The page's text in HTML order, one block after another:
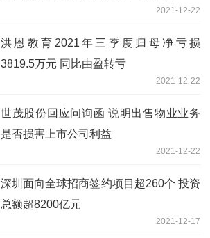
2021-12-22
洪恩教育2021年三季度归母净亏损
3819.5万元 同比由盈转亏
2021-12-22
世茂股份回应问询函 说明出售物业业务
是否损害上市公司利益
2021-12-22
深圳面向全球招商签约项目超260个 投资
总额超8200亿元
2021-12-17